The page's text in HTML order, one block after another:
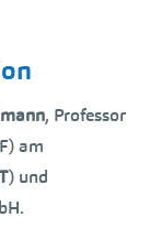
, Professor
am
) und